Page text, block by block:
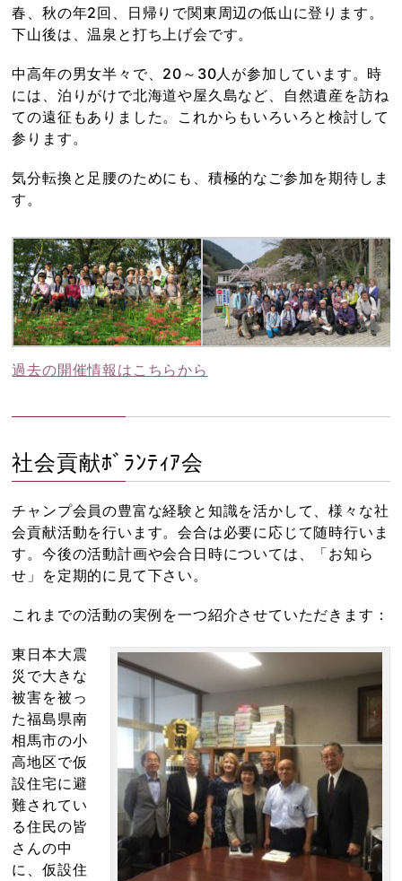
春、秋の年2回、日帰りで関東周辺の低山に登ります。
下山後は、温泉と打ち上げ会です。
中高年の男女半々で、20～30人が参加しています。時
には、泊りがけで北海道や屋久島など、自然遺産を訪ね
ての遠征もありました。これからもいろいろと検討して
参ります。
気分転換と足腰のためにも、積極的なご参加を期待しま
す。
過去の開催情報はこちらから
社会貢献ﾎﾞﾗﾝﾃｨｱ会
チャンプ会員の豊富な経験と知識を活かして、様々な社
会貢献活動を行います。会合は必要に応じて随時行いま
す。今後の活動計画や会合日時については、「お知ら
せ」を定期的に見て下さい。
これまでの活動の実例を一つ紹介させていただきます：
東日本大震
災で大きな
被害を被っ
た福島県南
相馬市の小
高地区で仮
設住宅に避
難されてい
る住民の皆
さんの中
に、仮設住